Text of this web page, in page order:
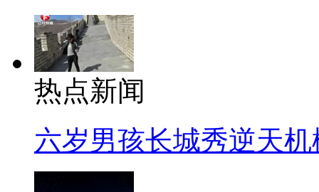
热点新闻
六岁男孩长城秀逆天机